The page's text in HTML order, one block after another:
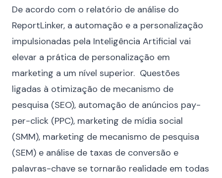
De acordo com o relatório de análise do
ReportLinker, a automação e a personalização
impulsionadas pela Inteligência Artificial vai
elevar a prática de personalização em
marketing a um nível superior. Questões
ligadas à otimização de mecanismo de
pesquisa (SEO), automação de anúncios pay-
per-click (PPC), marketing de mídia social
(SMM), marketing de mecanismo de pesquisa
(SEM) e análise de taxas de conversão e
palavras-chave se tornarão realidade em todas